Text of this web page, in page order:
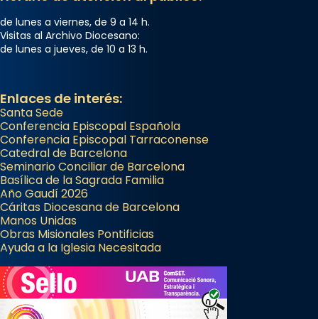
de lunes a viernes, de 9 a 14 h.
Visitas al Archivo Diocesano:
de lunes a jueves, de 10 a 13 h.
Enlaces de interés:
Santa Sede
Conferencia Episcopal Española
Conferencia Episcopal Tarraconense
Catedral de Barcelona
Seminario Conciliar de Barcelona
Basílica de la Sagrada Familia
Año Gaudí 2026
Cáritas Diocesana de Barcelona
Manos Unidas
Obras Misionales Pontificias
Ayuda a la Iglesia Necesitada